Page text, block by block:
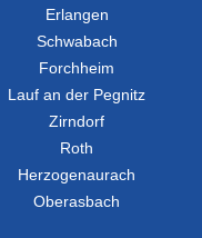
Erlangen
Schwabach
Forchheim
Lauf an der Pegnitz
Zirndorf
Roth
Herzogenaurach
Oberasbach